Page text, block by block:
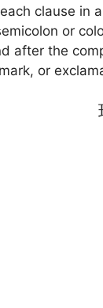
clause in
or
after the
or